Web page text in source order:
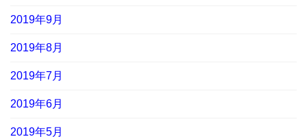
2019年9月
2019年8月
2019年7月
2019年6月
2019年5月